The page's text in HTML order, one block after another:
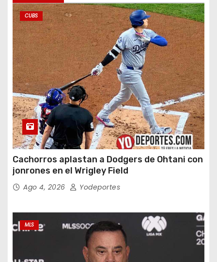
CUBS
Cachorros aplastan a Dodgers de Ohtani con
jonrones en el Wrigley Field
Ago 4, 2026 Yodeportes
MLS